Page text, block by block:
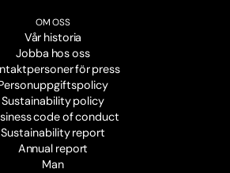
OM OSS
Vår historia
Jobba hos oss
för press
Sustainability policy
code of conduct
Sustainability report
Annual report
Man